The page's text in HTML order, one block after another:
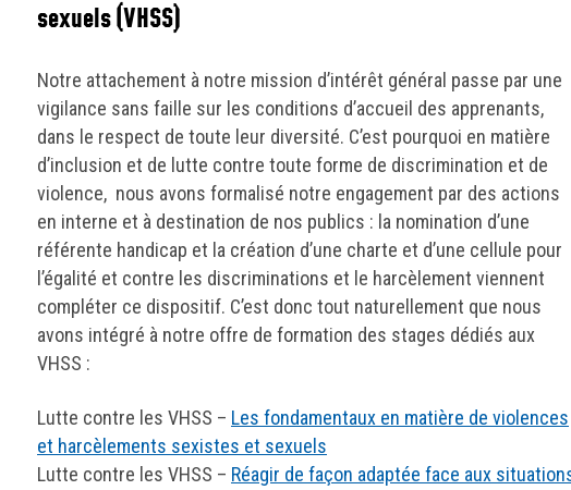
sexuels (VHSS)
Notre attachement à notre mission d’intérêt général passe par une
vigilance sans faille sur les conditions d’accueil des apprenants,
dans le respect de toute leur diversité. C’est pourquoi en matière
d’inclusion et de lutte contre toute forme de discrimination et de
violence, nous avons formalisé notre engagement par des actions
en interne et à destination de nos publics : la nomination d’une
référente handicap et la création d’une charte et d’une cellule pour
l’égalité et contre les discriminations et le harcèlement viennent
compléter ce dispositif. C’est donc tout naturellement que nous
avons intégré à notre offre de formation des stages dédiés aux
VHSS :
Lutte contre les VHSS – Les fondamentaux en matière de violences
et harcèlements sexistes et sexuels
Lutte contre les VHSS – Réagir de façon adaptée face aux